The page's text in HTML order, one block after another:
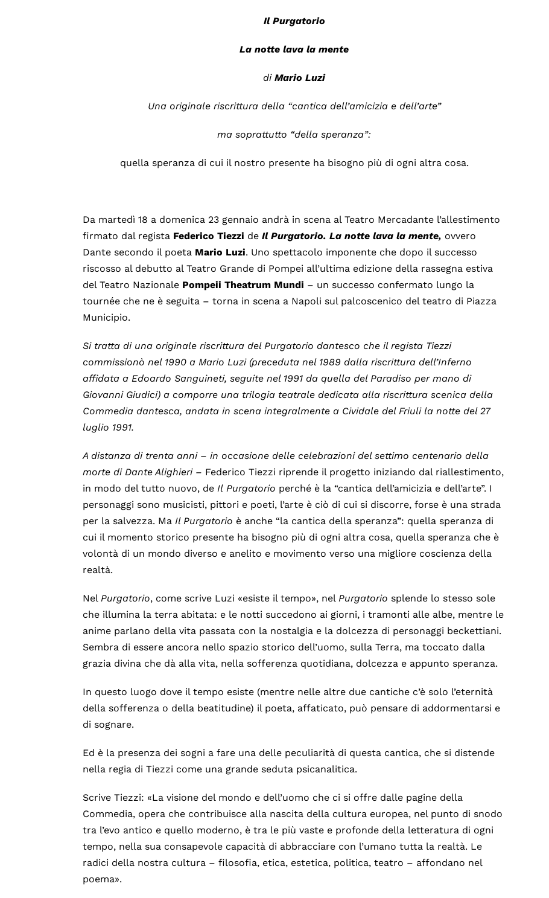
Il Purgatorio
La notte lava la mente
diMario Luzi
Una originale riscrittura della “cantica dell’amicizia e dell’arte”
ma soprattutto “della speranza”:
quella speranza di cui il nostro presente ha bisogno più di ogni altra cosa.
Da martedì 18 a domenica 23 gennaio andrà in scena al Teatro Mercadante l’allestimento
firmato dal regista Federico Tiezzi deIl Purgatorio. La notte lava la mente, ovvero
Dante secondo il poeta Mario Luzi. Uno spettacolo imponente che dopo il successo
riscosso al debutto al Teatro Grande di Pompei all’ultima edizione della rassegna estiva
del Teatro Nazionale Pompeii Theatrum Mundi – un successo confermato lungo la
tournée che ne è seguita – torna in scena a Napoli sul palcoscenico del teatro di Piazza
Municipio.
Si tratta di una originale riscrittura del Purgatorio dantesco che il regista Tiezzi
commissionò nel 1990 a Mario Luzi (preceduta nel 1989 dalla riscrittura dell’Inferno
affidata a Edoardo Sanguineti, seguite nel 1991 da quella del Paradiso per mano di
Giovanni Giudici) a comporre una trilogia teatrale dedicata alla riscrittura scenica della
Commedia dantesca, andata in scena integralmente a Cividale del Friuli la notte del 27
luglio 1991.
A distanza di trenta anni – in occasionedelle celebrazioni del settimo centenario della
morte di Dante Alighieri – Federico Tiezzi riprende il progetto iniziando dal riallestimento,
in modo del tutto nuovo, deIl Purgatorio perché è la “cantica dell’amicizia e dell’arte”. I
personaggi sono musicisti, pittori e poeti, l’arte è ciò di cui si discorre, forse è una strada
per la salvezza. MaIl Purgatorio è anche “la cantica della speranza”: quella speranza di
cui il momento storico presente ha bisogno più di ogni altra cosa, quella speranza che è
volontà di un mondo diverso e anelito e movimento verso una migliore coscienza della
realtà.
NelPurgatorio, come scrive Luzi «esiste il tempo», nelPurgatorio splende lo stesso sole
che illumina la terra abitata: e le notti succedono ai giorni, i tramonti alle albe, mentre le
anime parlano della vita passata con la nostalgia e la dolcezza di personaggi beckettiani.
Sembra di essere ancora nello spazio storico dell’uomo, sulla Terra, ma toccato dalla
grazia divina che dà alla vita, nella sofferenza quotidiana, dolcezza e appunto speranza.
In questo luogo dove il tempo esiste (mentre nelle altre due cantiche c’è solo l’eternità
della sofferenza o della beatitudine) il poeta, affaticato, può pensare di addormentarsi e
di sognare.
Ed è la presenza dei sogni a fare una delle peculiarità di questa cantica, che si distende
nella regia di Tiezzi come una grande seduta psicanalitica.
Scrive Tiezzi: «La visione del mondo e dell’uomo che ci si offre dalle pagine della
Commedia, opera che contribuisce alla nascita della cultura europea, nel punto di snodo
tra l’evo antico e quello moderno, è tra le più vaste e profonde della letteratura di ogni
tempo, nella sua consapevole capacità di abbracciare con l’umano tutta la realtà. Le
radici della nostra cultura – filosofia, etica, estetica, politica, teatro – affondano nel
poema».